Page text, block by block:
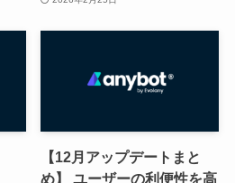
【12月アップデートまと
め】 ユーザーの利便性を高